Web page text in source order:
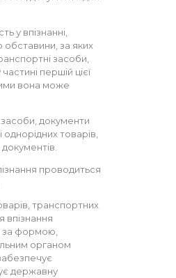
у впізнанні,
обставини, за яких
засоби,
першій цієї
вона може
документи
однорідних товарів,
проводиться
транспортних
впізнання
за формою,
органом
державну